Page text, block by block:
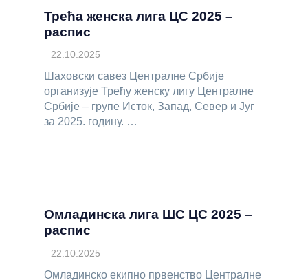
Трећа женска лига ЦС 2025 –
распис
22.10.2025
Шаховски савез Централне Србије
организује Трећу женску лигу Централне
Србије – групе Исток, Запад, Север и Југ
за 2025. годину. …
Омладинска лига ШС ЦС 2025 –
распис
22.10.2025
Омладинско екипно првенство Централне